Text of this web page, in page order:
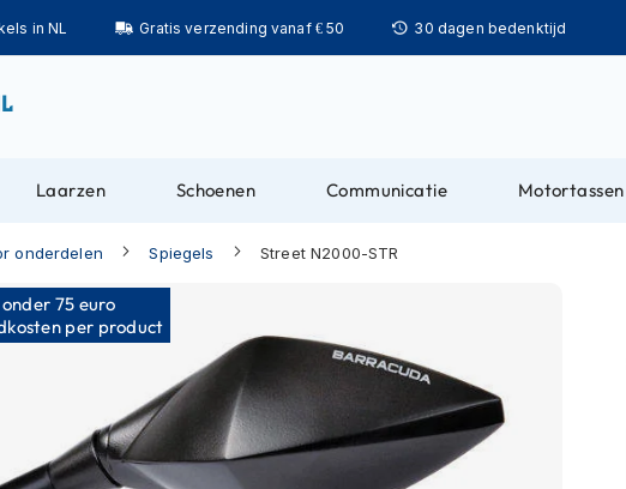
in NL Gratis verzending vanaf € 50 30 dagen bedenktijd
Laarzen Schoenen Communicatie Motortassen
onderdelen Spiegels Street N2000-STR
75 euro
per product